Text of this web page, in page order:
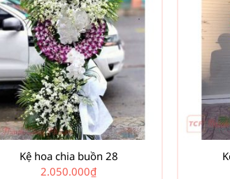
Kệ hoa chia buồn 28
2.050.000₫